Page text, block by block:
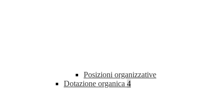
Posizioni organizzative
Dotazione organica 4